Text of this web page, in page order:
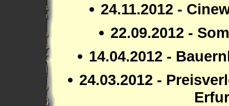
24.11.2012 -
22.09.2012 -
14.04.2012 -
24.03.2012 -